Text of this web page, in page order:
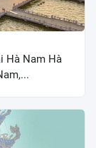
Hà Nam Hà